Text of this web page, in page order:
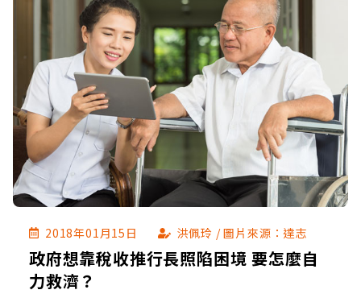
2018年01月15日 洪佩玲 / 圖片來源：達志
政府想靠稅收推行長照陷困境 要怎麼自
力救濟？